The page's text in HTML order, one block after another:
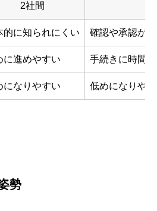
2社間
的に知られにくい 確認や承認が
に進めやすい 手続きに時間
になりやすい 低めになりや
勢